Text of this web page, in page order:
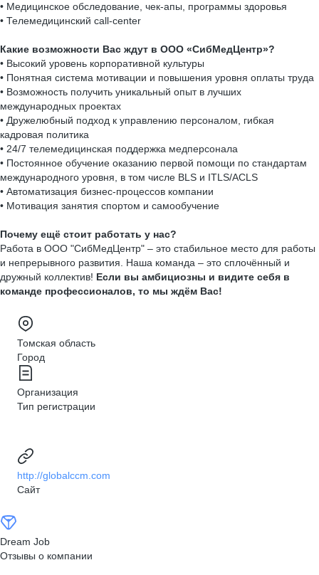
• Медицинское обследование, чек-апы, программы здоровья
• Телемедицинский call-center
Какие возможности Вас ждут в ООО «СибМедЦентр»?
• Высокий уровень корпоративной культуры
• Понятная система мотивации и повышения уровня оплаты труда
• Возможность получить уникальный опыт в лучших
международных проектах
• Дружелюбный подход к управлению персоналом, гибкая
кадровая политика
• 24/7 телемедицинская поддержка медперсонала
• Постоянное обучение оказанию первой помощи по стандартам
международного уровня, в том числе BLS и ITLS/ACLS
• Автоматизация бизнес-процессов компании
• Мотивация занятия спортом и самообучение
Почему ещё стоит работать у нас?
Работа в ООО "СибМедЦентр" – это стабильное место для работы
и непрерывного развития. Наша команда – это сплочённый и
дружный коллектив! Если вы амбициозны и видите себя в
команде профессионалов, то мы ждём Вас!
Томская область
Город
Организация
Тип регистрации
http://globalccm.com
Сайт
Dream Job
Отзывы о компании